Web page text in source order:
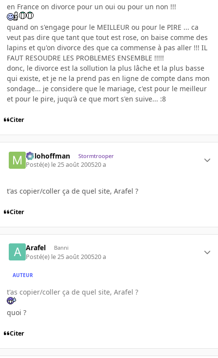
en France on divorce pour un oui ou pour un non !!!
quand on s'engage pour le MEILLEUR ou pour le PIRE ... ca
veut pas dire que tant que tout est rose, on baise comme des
lapins et qu'on divorce des que ca commense à pas aller !!! IL
FAUT RESOUDRE LES PROBLEMES ENSEMBLE !!!!!
donc, le divorce est la sollution la plus lâche et la plus basse
qui existe, et je ne la prend pas en ligne de compte dans mon
sondage... je considere que le mariage, c'est pour le meilleur
et pour le pire, juqu'à ce que mort s'en suive... :8
Citer
milohoffman Stormtrooper
Posté(e) le 25 août 200520 a
t'as copier/coller ça de quel site, Arafel ?
Citer
Arafel Banni
Posté(e) le 25 août 200520 a
AUTEUR
t'as copier/coller ça de quel site, Arafel ?
quoi ?
Citer